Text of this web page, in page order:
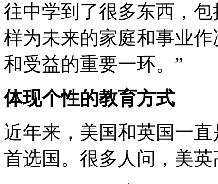
往中学到了很多东西，
样为未来的家庭和事业
和受益的重要一环。”
体现个性的教育方式
近年来，美国和英国一
首选国。很多人问，美